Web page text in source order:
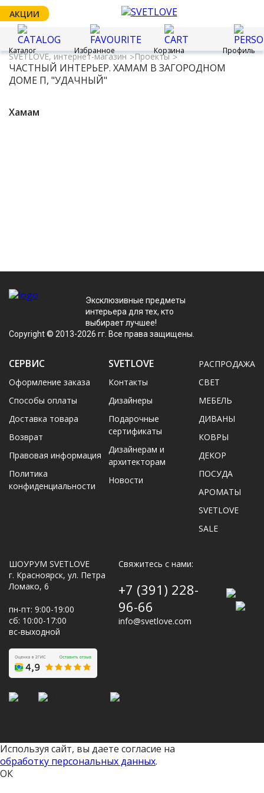
АКЦИИ
Каталог Избранное Корзина Профиль
SVETLOVE, интернет-магазин Проекты
ЧАСТНЫЙ ИНТЕРЬЕР. ХАМАМ В ЗАГОРОДНОМ
ДОМЕ П, "УДАЧНЫЙ"
Хамам
Эксклюзивные предметы
интерьера для тех, кто
выбирает лучшее!
Copyright © 2013-2026 гг. Все права защищены.
СЕРВИС
Оформление заказа
Способы оплаты
Доставка товара
Возврат
Правовая информация
Политика
конфиденциальности
SVETLOVE
Контакты
Дизайнеры
Подарочные
сертификаты
Дизайнерам и
архитекторам
Новости
РАСПРОДАЖА
CВЕТ
МЕБЕЛЬ
ДИВАНЫ
КОВРЫ
ДЕКОР
ПОСУДА
АРОМАТЫ
SVETLOVE
SALE
ШОУРУМ SVETLOVE
г. Красноярск, ул. Петра
Ломако, 6
пн-пт: 9:00-19:00
сб: 10:00-17:00
вс-выходной
Свяжитесь с нами:
+7 (391) 228-
96-66
info@svetlove.com
Используя сайт, вы даете согласие на
обработку персональных данных.
ОК